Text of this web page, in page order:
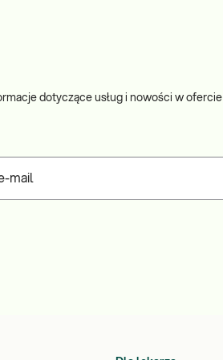
dotyczące usług i nowości w ofercie
mail